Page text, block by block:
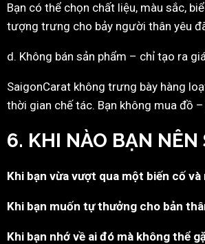
Bạn có thể chọn chất liệu, màu sắc,
tượng trưng cho bảy người thân yêu
d. Không bán sản phẩm – chỉ tạo ra
SaigonCarat không trưng bày hàng
thời gian chế tác. Bạn không mua đồ
6. KHI NÀO BẠN NÊN
Khi bạn vừa vượt qua một biến cố
Khi bạn muốn tự thưởng cho bản
Khi bạn nhớ về ai đó mà không thể